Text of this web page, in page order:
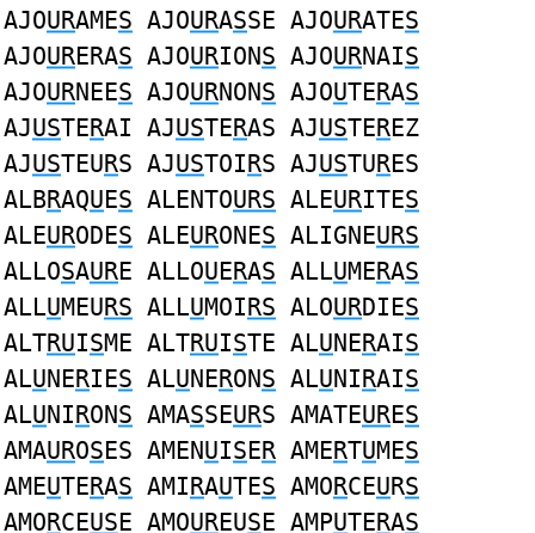
AJOURAMES AJOURASSE AJOURATES
AJOURERAS AJOURIONS AJOURNAIS
AJOURNEES AJOURNONS AJOUTERAS
AJUSTERAI AJUSTERAS AJUSTEREZ
AJUSTEURS AJUSTOIRS AJUSTURES
ALBRAQUES ALENTOURS ALEURITES
ALEURODES ALEURONES ALIGNEURS
ALLOSAURE ALLOUERAS ALLUMERAS
ALLUMEURS ALLUMOIRS ALOURDIES
ALTRUISME ALTRUISTE ALUNERAIS
ALUNERIES ALUNERONS ALUNIRAIS
ALUNIRONS AMASSEURS AMATEURES
AMAUROSES AMENUISER AMERTUMES
AMEUTERAS AMIRAUTES AMORCEURS
AMORCEUSE AMOUREUSE AMPUTERAS